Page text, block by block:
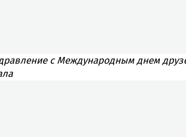
с Международным днем